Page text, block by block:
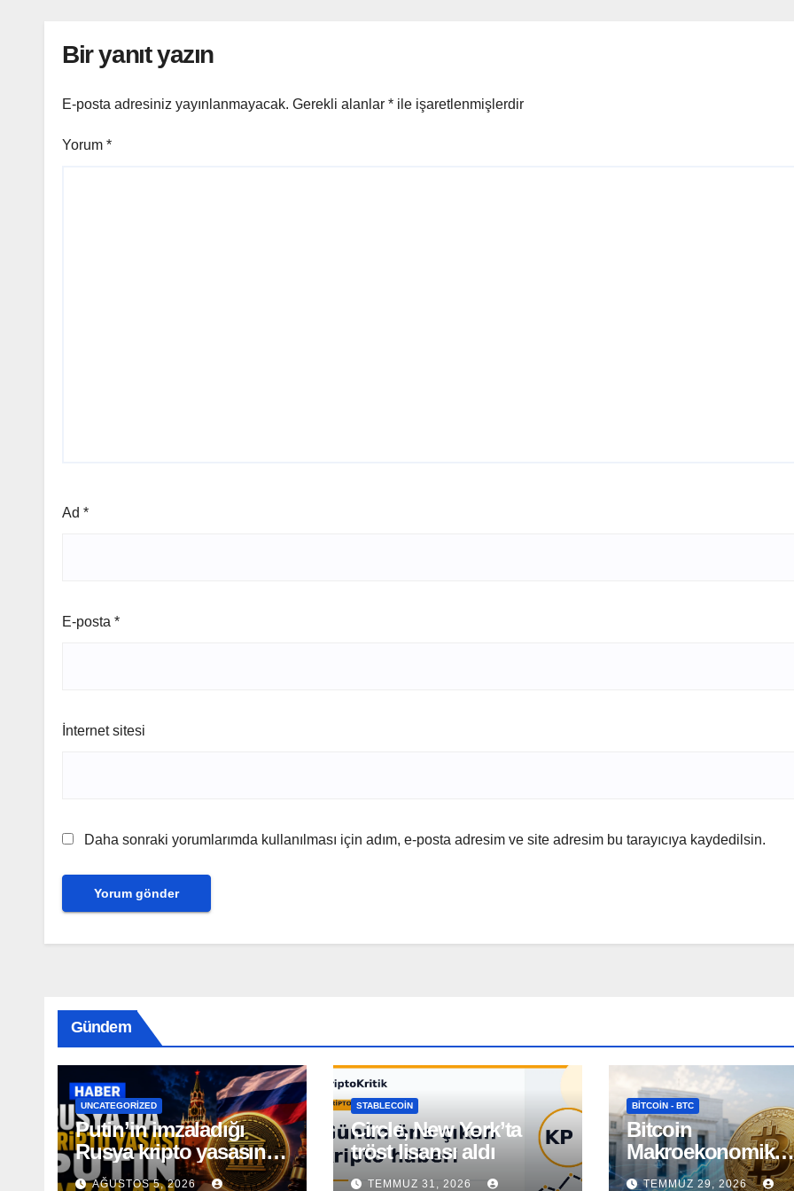
Bir yanıt yazın
E-posta adresiniz yayınlanmayacak. Gerekli alanlar * ile işaretlenmişlerdir
Yorum *
Ad *
E-posta *
İnternet sitesi
Daha sonraki yorumlarımda kullanılması için adım, e-posta adresim ve site adresim bu tarayıcıya kaydedilsin.
Gündem
UNCATEGORIZED
Putin’in imzaladığı
Rusya kripto yasasının
kapsamı açıklandı
AĞUSTOS 5, 2026
STABLECOIN
Circle, New York’ta
tröst lisansı aldı
TEMMUZ 31, 2026
BITCOIN - BTC
Bitcoin
Makroekonomik
Gelişmeler ve Fed
TEMMUZ 29, 2026